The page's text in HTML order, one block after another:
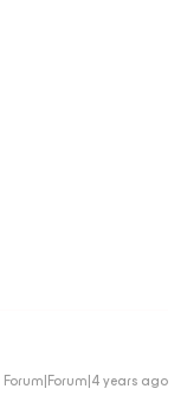
Forum|Forum|4 years ago